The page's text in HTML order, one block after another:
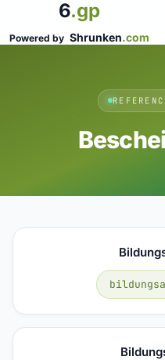
6.gp
Powered by Shrunken.com